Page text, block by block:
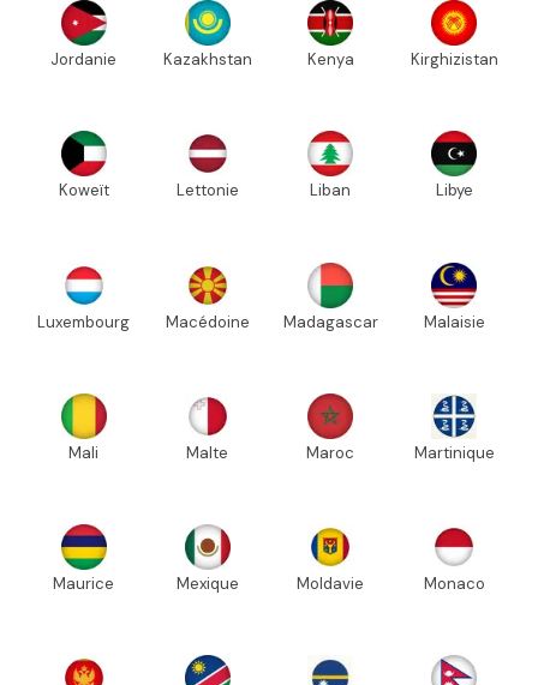
Jordanie Kazakhstan Kenya Kirghizistan
Koweït Lettonie Liban Libye
Luxembourg Macédoine Madagascar Malaisie
Mali Malte Maroc Martinique
Maurice Mexique Moldavie Monaco